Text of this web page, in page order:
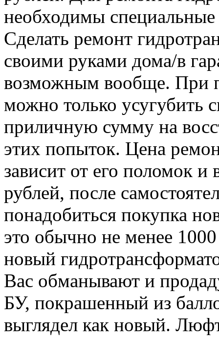
необходимы
Сделать ремонт
своими руками дома/в
возможным вообще. При
можно только усугубить
приличную сумму на
этих попыток. Цена
зависит от его поломок и
рублей, после
понадобиться покупка
это обычно не менее
новый
Вас обманывают и
БУ, покрашенный из
выглядел как новый.